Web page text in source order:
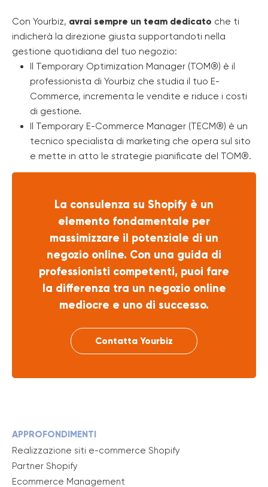
APPROFONDIMENTI
Realizzazione siti e-commerce Shopify
Partner Shopify
Ecommerce Management
Con Yourbiz, avrai sempre un team dedicato che ti
indicherà la direzione giusta supportandoti nella
gestione quotidiana del tuo negozio:
Il Temporary Optimization Manager (TOM®) è il
professionista di Yourbiz che studia il tuo E-
Commerce, incrementa le vendite e riduce i costi
di gestione.
Il Temporary E-Commerce Manager (TECM®) è un
tecnico specialista di marketing che opera sul sito
e mette in atto le strategie pianificate del TOM®.
La consulenza su Shopify è un
elemento fondamentale per
massimizzare il potenziale di un
negozio online. Con una guida di
professionisti competenti, puoi fare
la differenza tra un negozio online
mediocre e uno di successo.
Contatta Yourbiz